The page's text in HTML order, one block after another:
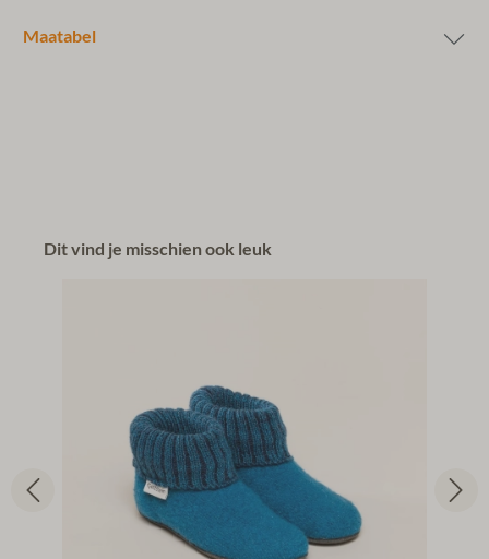
Maatabel
Dit vind je misschien ook leuk